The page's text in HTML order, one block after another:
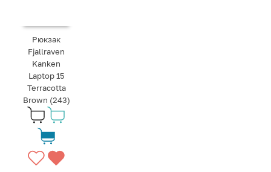
Рюкзак
Fjallraven
Kanken
Laptop 15
Terracotta
Brown (243)